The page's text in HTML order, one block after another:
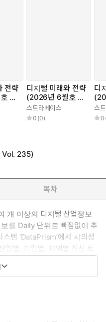
전략
Vo
디지털 미래와 전략
(2026년 6월호 Vo
l. 246)
스트라베이스
0 (0)
디
l.
스
0
Vol. 235)
목차
개 이상의 디지털 산업정보
를 Daily 단위로 빠짐없이 추
템 ‘DataPrism’에서 시의성
업별, 기업별, 지역별 최신 트
산업 동향분석 전문 매거진